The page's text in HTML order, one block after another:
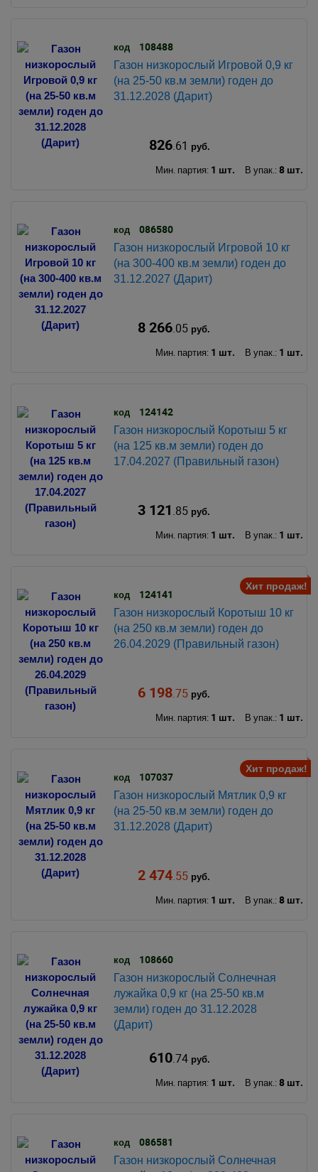
код 108488
Газон низкорослый Игровой 0,9 кг
(на 25-50 кв.м земли) годен до
31.12.2028 (Дарит)
826.61 руб.
Мин. партия: 1 шт. В упак.: 8 шт.
код 086580
Газон низкорослый Игровой 10 кг
(на 300-400 кв.м земли) годен до
31.12.2027 (Дарит)
8 266.05руб.
Мин. партия: 1 шт. В упак.: 1 шт.
код 124142
Газон низкорослый Коротыш 5 кг
(на 125 кв.м земли) годен до
17.04.2027 (Правильный газон)
3 121.85руб.
Мин. партия: 1 шт. В упак.: 1 шт.
Хит продаж!
код 124141
Газон низкорослый Коротыш 10 кг
(на 250 кв.м земли) годен до
26.04.2029 (Правильный газон)
6 198.75руб.
Мин. партия: 1 шт. В упак.: 1 шт.
Хит продаж!
код 107037
Газон низкорослый Мятлик 0,9 кг
(на 25-50 кв.м земли) годен до
31.12.2028 (Дарит)
2 474.55руб.
Мин. партия: 1 шт. В упак.: 8 шт.
код 108660
Газон низкорослый Солнечная
лужайка 0,9 кг (на 25-50 кв.м
земли) годен до 31.12.2028
(Дарит)
610.74руб.
Мин. партия: 1 шт. В упак.: 8 шт.
код 086581
Газон низкорослый Солнечная